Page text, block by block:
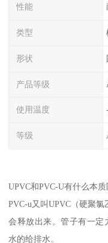
性能
类型
形状
产品等级
使用温度
等级
UPVC和PVC-U有什么本质
PVC-u又叫UPVC（硬聚
会释放出来。管子有一定
水的给排水。